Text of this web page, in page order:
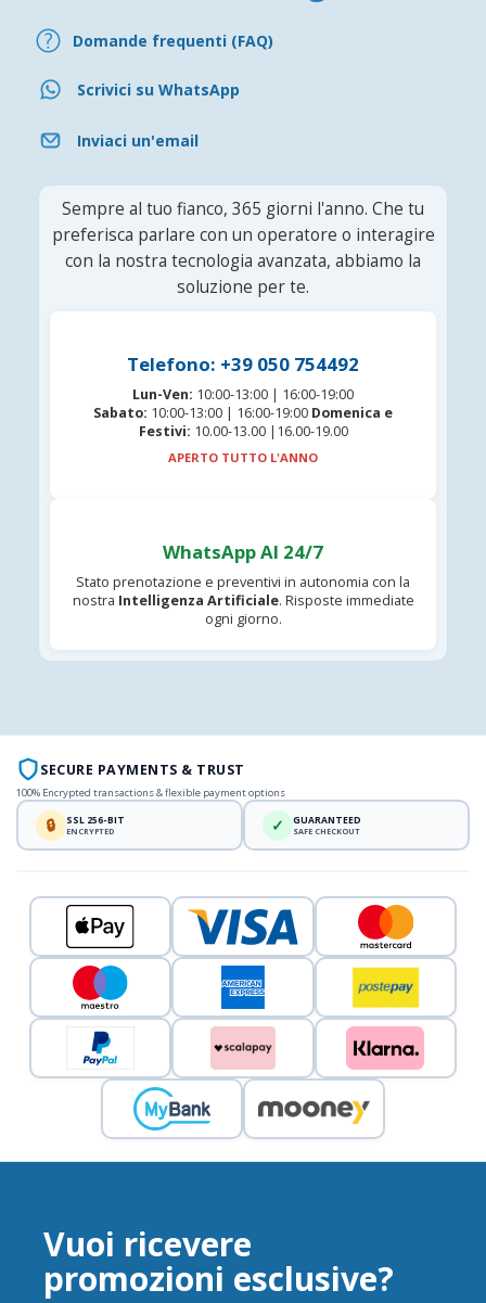
Domande frequenti (FAQ)
Scrivici su WhatsApp
Inviaci un'email
Sempre al tuo fianco, 365 giorni l'anno. Che tu
preferisca parlare con un operatore o interagire
con la nostra tecnologia avanzata, abbiamo la
soluzione per te.
Telefono: +39 050 754492
Lun-Ven: 10:00-13:00 | 16:00-19:00
Sabato: 10:00-13:00 | 16:00-19:00 Domenica e
Festivi: 10.00-13.00 |16.00-19.00
APERTO TUTTO L'ANNO
WhatsApp AI 24/7
Stato prenotazione e preventivi in autonomia con la
nostra Intelligenza Artificiale. Risposte immediate
ogni giorno.
SECURE PAYMENTS & TRUST
100% Encrypted transactions & flexible payment options
🔒 SSL 256-BIT
ENCRYPTED ✓ GUARANTEED
SAFE CHECKOUT
Vuoi ricevere
promozioni esclusive?